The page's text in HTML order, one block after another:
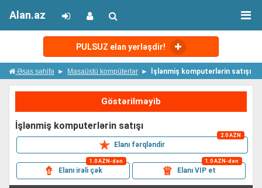
PULSUZ elan yerləşdir!
Alan.az
Əsas səhifə Masaüstü kompüterlər İşlənmiş komputerlərin satışı
Göstərilməyib
i̇şlənmiş komputerlərin satışı
✯ Elanı fərqləndir
2.0 AZN
⇮ Elanı irəli çək
1.0 AZN-dən
♕ Elanı VIP et
1.0 AZN-dən